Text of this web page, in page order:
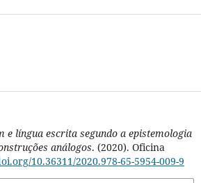
e língua escrita segundo a epistemologia
análogos. (2020). Oficina
10.36311/2020.978-65-5954-009-9